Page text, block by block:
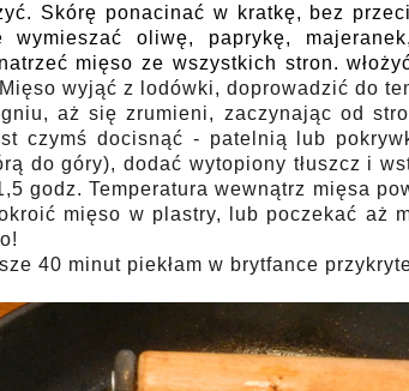
Skórę ponacinać w kratkę, bez
wymieszać oliwę, paprykę,
mięso ze wszystkich stron.
Mięso wyjąć z lodówki, doprowadzić do
aż się zrumieni, zaczynając od
czymś docisnąć - patelnią lub
do góry), dodać wytopiony tłuszcz i
godz. Temperatura wewnątrz mięsa
mięso w plastry, lub poczekać aż
40 minut piekłam w brytfance